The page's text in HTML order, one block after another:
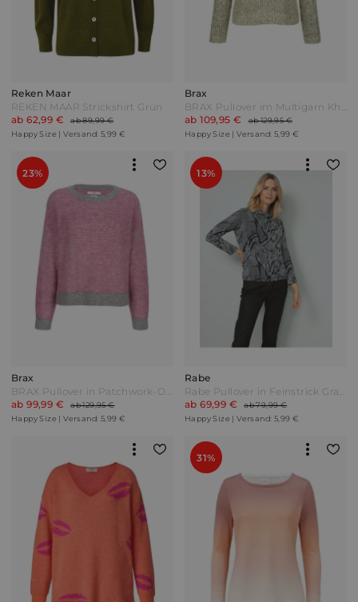
Reken Maar
REKEN MAAR Strickshirt Grün
ab 62,99 €
ab 89,99 €
Happy Size | Versand: 5,99 €
Brax
BRAX Pullover im Multigarn Khaki/Multicolor Oliv
ab 109,95 €
ab 129,95 €
Happy Size | Versand: 5,99 €
23%
Brax
BRAX Pullover in Patchwork-Optik Pink/Grau
ab 99,99 €
ab 129,95 €
Happy Size | Versand: 5,99 €
13%
Rabe
Rabe Pullover in Feinstrick Grau/Anthrazit
ab 69,99 €
ab 79,99 €
Happy Size | Versand: 5,99 €
31%